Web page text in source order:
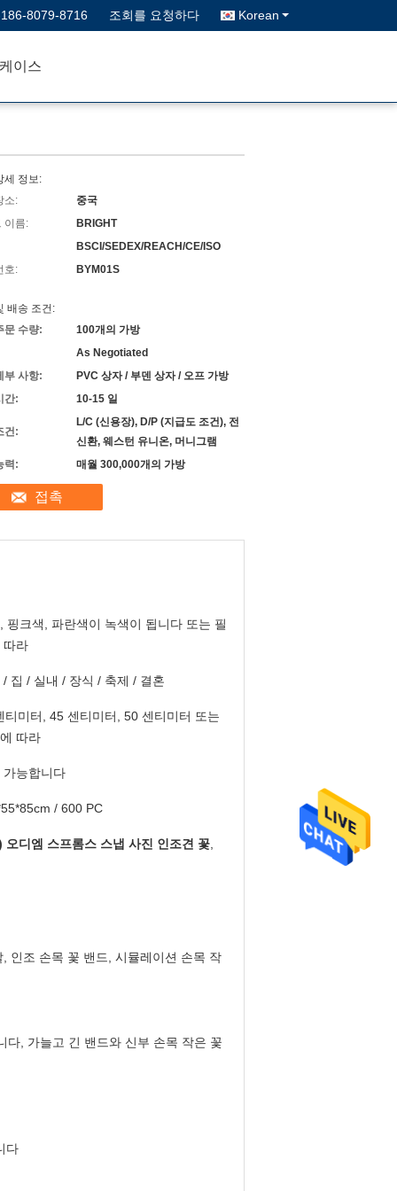
8079-8716 조회를 요청하다 Korean
케이스
세 정보:
소:
중국
이름:
BRIGHT
BSCI/SEDEX/REACH/CE/ISO
호:
BYM01S
배송 조건:
문 수량:
100개의 가방
As Negotiated
부 사항:
PVC 상자 / 부덴 상자 / 오프 가방
간:
10-15 일
건:
L/C (신용장), D/P (지급도 조건), 전
신환, 웨스턴 유니온, 머니그램
력:
매월 300,000개의 가방
접촉
핑크색, 파란색이 녹색이 됩니다 또는 필
따라
/ 집 / 실내 / 장식 / 축제 / 결혼
티미터, 45 센티미터, 50 센티미터 또는
따라
가능합니다
/ 600 PC
오디엠 스프롬스 스냅 사진 인조견 꽃
인조 손목 꽃 밴드, 시뮬레이션 손목 작
다, 가늘고 긴 밴드와 신부 손목 작은 꽃
다